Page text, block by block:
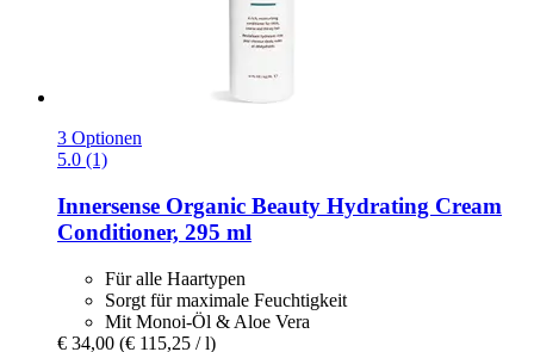
3 Optionen
5.0 (1)
Innersense Organic Beauty Hydrating Cream
Conditioner, 295 ml
Für alle Haartypen
Sorgt für maximale Feuchtigkeit
Mit Monoi-Öl & Aloe Vera
€ 34,00 (€ 115,25 / l)